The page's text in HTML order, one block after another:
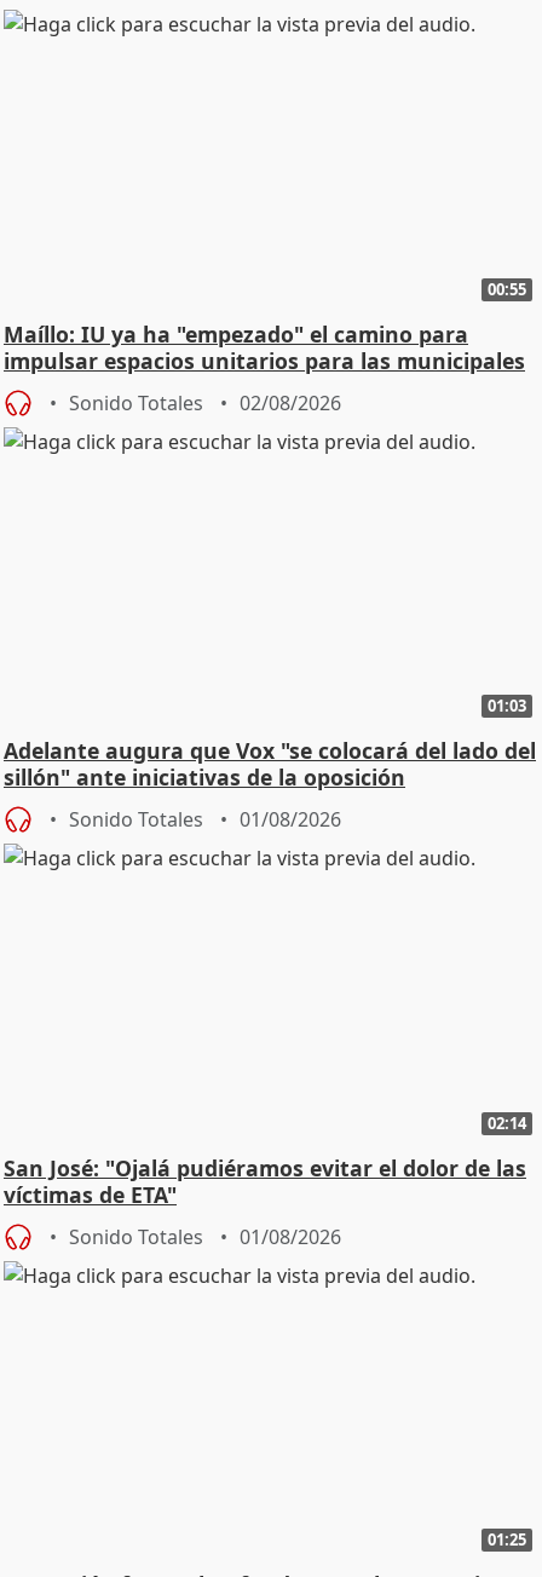
00:55
Maíllo: IU ya ha "empezado" el camino para
impulsar espacios unitarios para las municipales
Sonido Totales 02/08/2026
01:03
Adelante augura que Vox "se colocará del lado del
sillón" ante iniciativas de la oposición
Sonido Totales 01/08/2026
02:14
San José: "Ojalá pudiéramos evitar el dolor de las
víctimas de ETA"
Sonido Totales 01/08/2026
01:25